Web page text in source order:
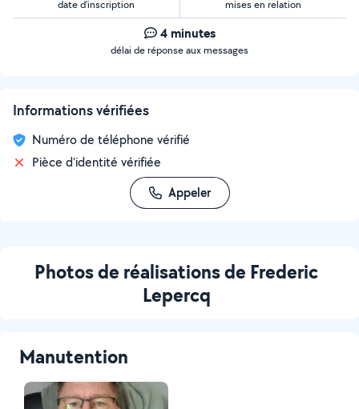
date d’inscription mises en relation
4 minutes
délai de réponse aux messages
Informations vérifiées
Numéro de téléphone vérifié
Pièce d'identité vérifiée
Appeler
Photos de réalisations de Frederic
Lepercq
Manutention